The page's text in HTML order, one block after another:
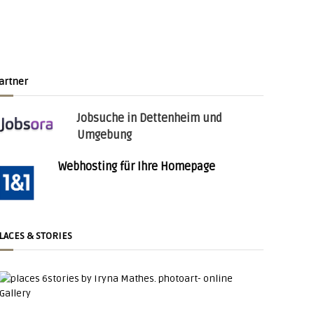
Jobsuche in Dettenheim und
Umgebung
Webhosting für Ihre Homepage
& STORIES